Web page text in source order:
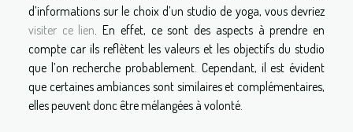
d’informations sur le choix d’un studio de yoga, vous devriez
visiter ce lien . En effet, ce sont des aspects à prendre en
compte car ils reflètent les valeurs et les objectifs du studio
que l’on recherche probablement. Cependant, il est évident
que certaines ambiances sont similaires et complémentaires,
elles peuvent donc être mélangées à volonté.